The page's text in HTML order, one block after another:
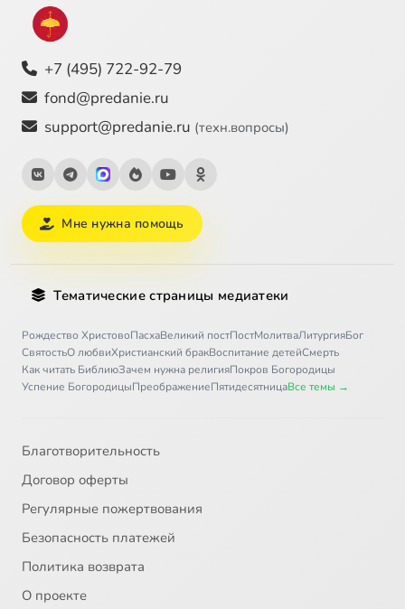
+7 (495) 722-92-79
fond@predanie.ru
support@predanie.ru (техн.вопросы)
Мне нужна помощь
Тематические страницы медиатеки
Рождество ХристовоПасхаВеликий постПостМолитваЛитургияБог
СвятостьО любвиХристианский бракВоспитание детейСмерть
Как читать БиблиюЗачем нужна религияПокров Богородицы
Успение БогородицыПреображениеПятидесятницаВсе темы →
Благотворительность
Договор оферты
Регулярные пожертвования
Безопасность платежей
Политика возврата
О проекте